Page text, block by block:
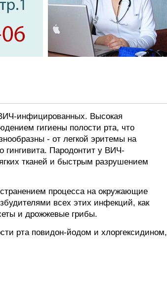
инфицированных. Высокая
гигиены полости рта, что
- от легкой эритемы на
гингивита. Пародонтит у ВИЧ-
тканей и быстрым разрушением
процесса на окружающие
всех этих инфекций, как
и дрожжевые грибы.
рта повидон-йодом и хлоргексидином,